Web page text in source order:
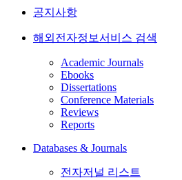
공지사항
해외전자정보서비스 검색
Academic Journals
Ebooks
Dissertations
Conference Materials
Reviews
Reports
Databases & Journals
전자저널 리스트